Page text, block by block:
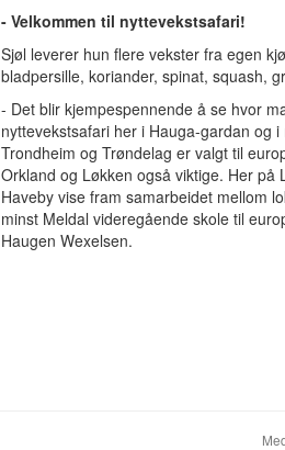
- Velkommen til nyttevekstsafari!
Sjøl leverer hun flere vekster fra egen
bladpersille, koriander, spinat, squash,
- Det blir kjempespennende å se hvor
nyttevekstsafari her i Hauga-gardan og
Trondheim og Trøndelag er valgt til
Orkland og Løkken også viktige. Her på
Haveby vise fram samarbeidet mellom
minst Meldal videregående skole til
Haugen Wexelsen.